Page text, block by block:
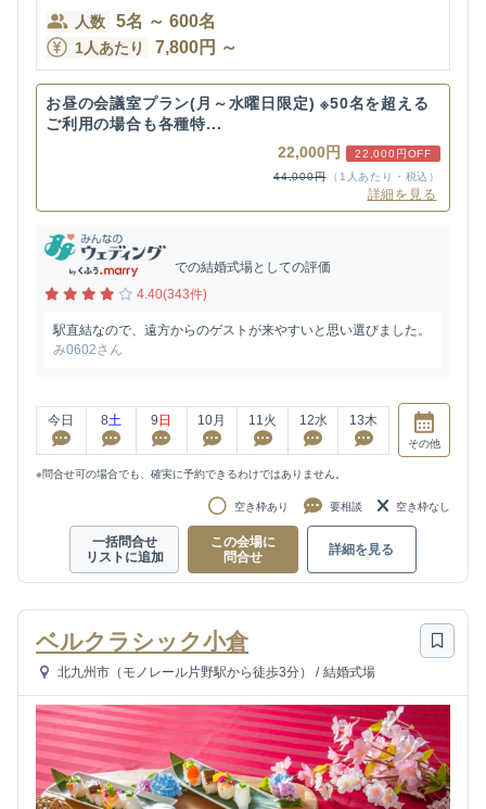
人数 5名 ～ 600名
1人あたり 7,800円 ～
お昼の会議室プラン(月～水曜日限定) ※50名を超える
ご利用の場合も各種特...
22,000円
22,000円OFF
44,000円
（1人あたり・税込）
詳細を見る
での結婚式場としての評価
4.40(343件)
駅直結なので、遠方からのゲストが来やすいと思い選びました。
み0602さん
今日 8土 9 日 10月 11 火 12水 13木
その他
※問合せ可の場合でも、確実に予約できるわけではありません。
空き枠あり 要相談 空き枠なし
一括問合せ
リストに追加
この会場に
問合せ
詳細を見る
ベルクラシック小倉
北九州市（モノレール片野駅から徒歩3分） / 結婚式場